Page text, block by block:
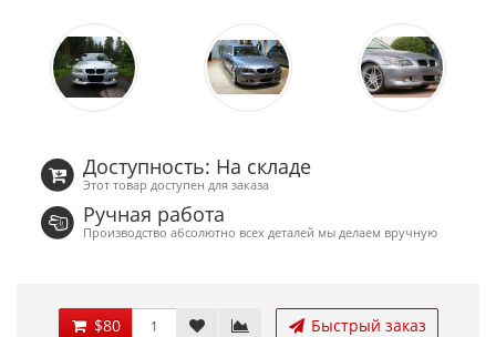
Доступность: На складе
Этот товар доступен для заказа
Ручная работа
Производство абсолютно всех деталей мы делаем вручную
$80 Быстрый заказ